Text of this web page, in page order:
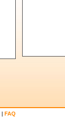
| FAQ